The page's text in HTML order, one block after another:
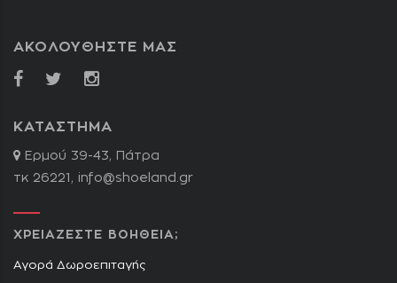
ΑΚΟΛΟΥΘΗΣΤΕ ΜΑΣ
ΚΑΤΑΣΤΗΜΑ
Ερμού 39-43, Πάτρα
τκ 26221, info@shoeland.gr
ΧΡΕΙΑΖΕΣΤΕ ΒΟΗΘΕΙΑ;
Αγορά Δωροεπιταγής